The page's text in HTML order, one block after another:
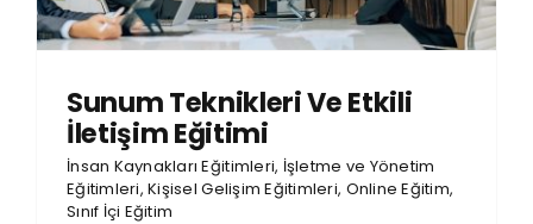
Sunum Teknikleri Ve Etkili
İletişim Eğitimi
İnsan Kaynakları Eğitimleri, İşletme ve Yönetim
Eğitimleri,Kişisel Gelişim Eğitimleri, Online Eğitim,
Sınıf İçi Eğitim